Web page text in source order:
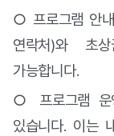
○ 프로그램 안내
연락처)와 초
가능합니다.
○ 프로그램 운
있습니다. 이는